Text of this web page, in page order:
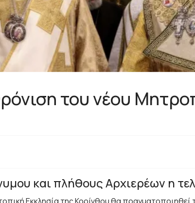
του νέου
και πλήθους Αρχιερέων η